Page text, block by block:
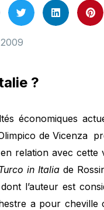
?
économiques
de Vicenza
relation avec cette
in Italia de
l’auteur est
a pour